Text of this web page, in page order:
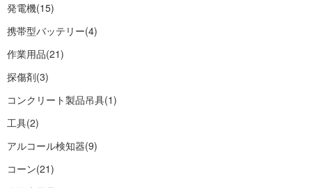
発電機(15)
携帯型バッテリー(4)
作業用品(21)
探傷剤(3)
コンクリート製品吊具(1)
工具(2)
アルコール検知器(9)
コーン(21)